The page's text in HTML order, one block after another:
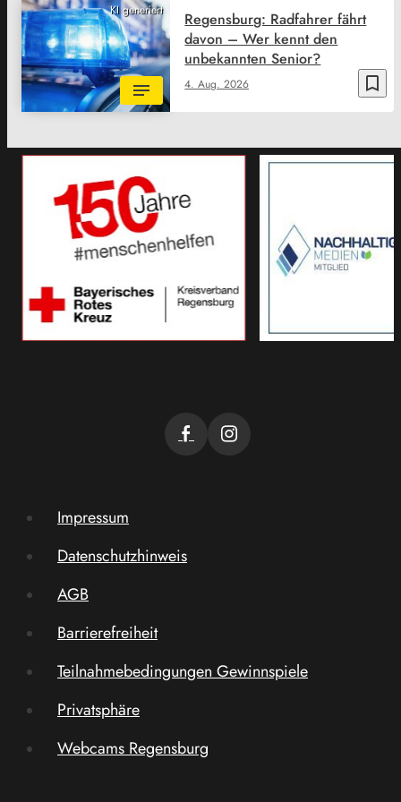
KI generiert
bookmark_border
4. Aug. 2026
Regensburg: Radfahrer fährt
davon – Wer kennt den
unbekannten Senior?
Impressum
Datenschutzhinweis
AGB
Barrierefreiheit
Teilnahmebedingungen Gewinnspiele
Privatsphäre
Webcams Regensburg